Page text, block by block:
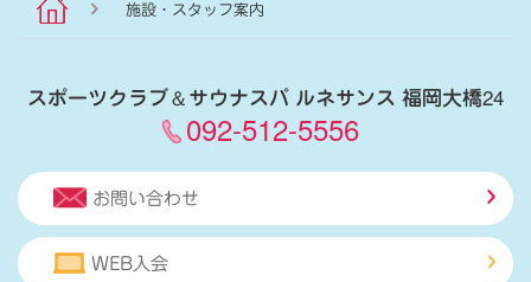
施設・スタッフ案内
スポーツクラブ＆サウナスパ ルネサンス 福岡大橋24
092-512-5556
お問い合わせ
WEB入会